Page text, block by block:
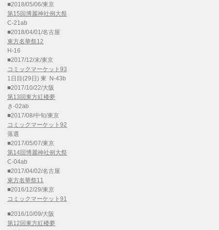
■2018/05/06/東京
第15回博麗神社例大祭
C-21ab
■2018/04/01/名古屋
東方名華祭12
H-16
■2017/12/末/東京
コミックマーケット93
1日目(29日) 東 N-43b
■2017/10/22/大阪
第13回東方紅楼夢
き-02ab
■2017/08/中旬/東京
コミックマーケット92
落選
■2017/05/07/東京
第14回博麗神社例大祭
C-04ab
■2017/04/02/名古屋
東方名華祭11
■2016/12/29/東京
コミックマーケット91
■2016/10/09/大阪
第12回東方紅楼夢